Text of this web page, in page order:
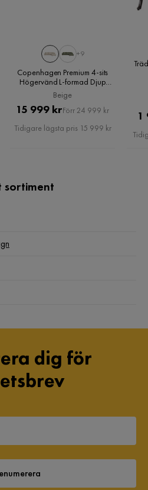
+9
Copenhagen Premium 4-sits
Högervänd L-formad Djup
Divansoffa i Chenille, Beige
Beige
Pris
15 999 krOriginal
Pris
Förr 24 999 kr
Tidigare lägsta pris 15 999 kr
1
sortiment
dig för